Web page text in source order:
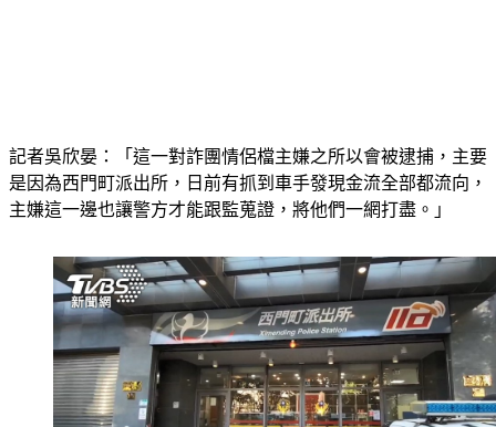
記者吳欣晏：「這一對詐團情侶檔主嫌之所以會被逮捕，主要
是因為西門町派出所，日前有抓到車手發現金流全部都流向，
主嫌這一邊也讓警方才能跟監蒐證，將他們一網打盡。」